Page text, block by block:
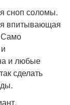
сноп соломы.
впитывающая
Само
и любые
сделать